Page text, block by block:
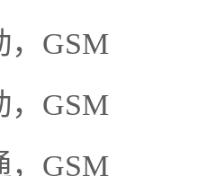
，GSM
，GSM
，GSM